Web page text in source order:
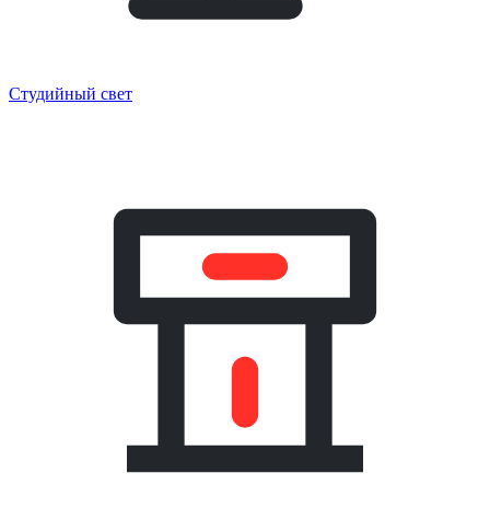
Студийный свет